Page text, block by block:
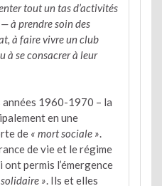
tout un tas d’activités
à prendre soin des
à faire vivre un club
à se consacrer à leur
années 1960-1970 – la
en une
de « mort sociale ».
de vie et le régime
permis l’émergence
». Ils et elles